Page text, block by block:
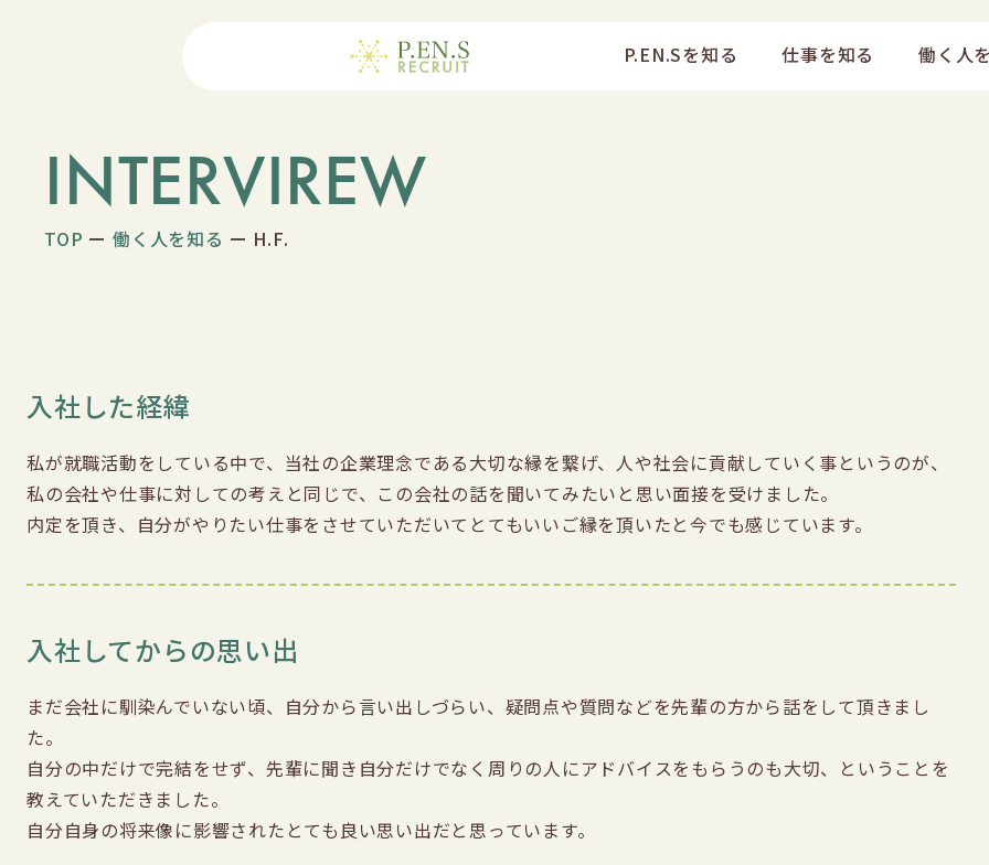
P.EN.Sを知る 仕事を知る 働く人
INTERVIREW
TOP 働く人を知る H.F.
入社した経緯
私が就職活動をしている中で、当社の企業理念である大切な縁を繋げ、人や社会に貢献していく事というのが、
私の会社や仕事に対しての考えと同じで、この会社の話を聞いてみたいと思い面接を受けました。
内定を頂き、自分がやりたい仕事をさせていただいてとてもいいご縁を頂いたと今でも感じています。
入社してからの思い出
まだ会社に馴染んでいない頃、自分から言い出しづらい、疑問点や質問などを先輩の方から話をして頂きまし
た。
自分の中だけで完結をせず、先輩に聞き自分だけでなく周りの人にアドバイスをもらうのも大切、ということを
教えていただきました。
自分自身の将来像に影響されたとても良い思い出だと思っています。